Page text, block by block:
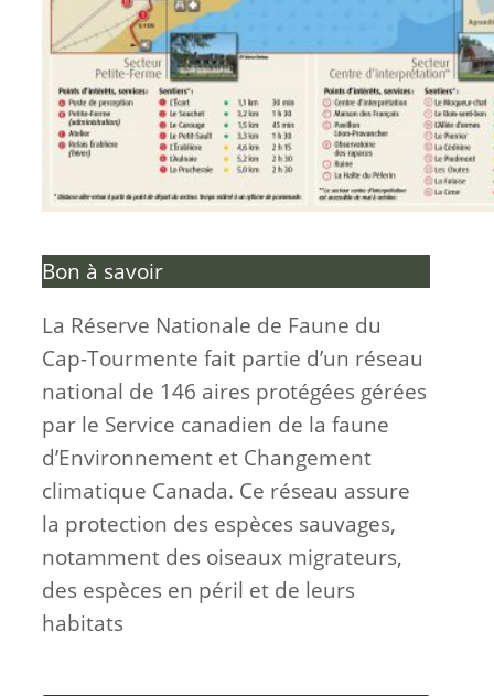
Bon à savoir
La Réserve Nationale de Faune du
Cap-Tourmente fait partie d’un réseau
national de 146 aires protégées gérées
par le Service canadien de la faune
d’Environnement et Changement
climatique Canada. Ce réseau assure
la protection des espèces sauvages,
notamment des oiseaux migrateurs,
des espèces en péril et de leurs
habitats